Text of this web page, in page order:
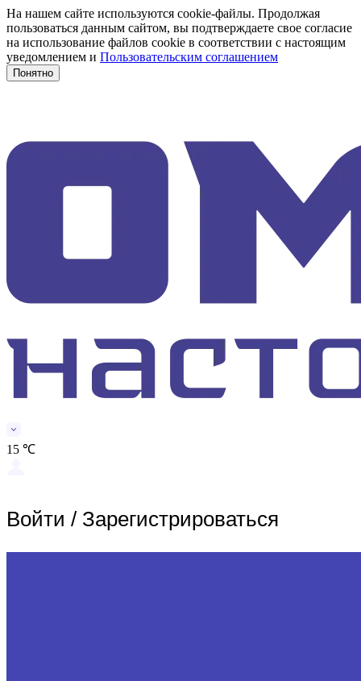
На нашем сайте используются cookie-файлы. Продолжая
пользоваться данным сайтом, вы подтверждаете свое согласие
на использование файлов cookie в соответствии с настоящим
уведомлением и Пользовательским соглашением
Понятно
15 ℃
Войти / Зарегистрироваться